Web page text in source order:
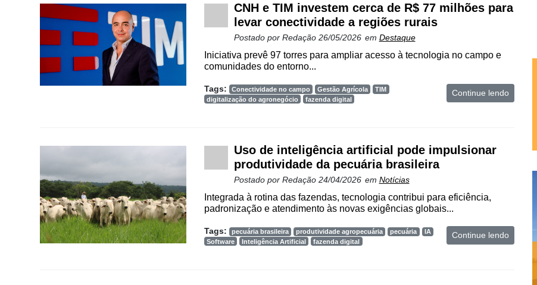
Cadastre-
CNH e TIM investem cerca de R$ 77 milhões para
levar conectividade a regiões rurais
Postado por Redação 26/05/2026 em Destaque
Iniciativa prevê 97 torres para ampliar acesso à tecnologia no campo e
comunidades do entorno...
Tags: Conectividade no campo Gestão Agrícola
TIM
digitalização do agronegócio
fazenda digital
Continue lendo
Uso de inteligência artificial pode impulsionar
produtividade da pecuária brasileira
Postado por Redação 24/04/2026 em Notícias
Integrada à rotina das fazendas, tecnologia contribui para eficiência,
padronização e atendimento às novas exigências globais...
Tags: pecuária brasileira produtividade agropecuária pecuária
IA
Software
Inteligência Artificial fazenda digital
Continue lendo